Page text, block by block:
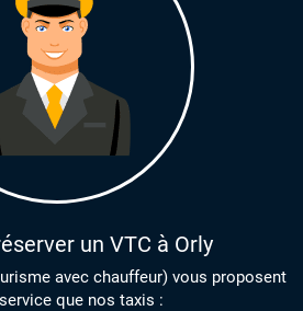
un VTC à Orly
avec chauffeur) vous proposent
que nos taxis :